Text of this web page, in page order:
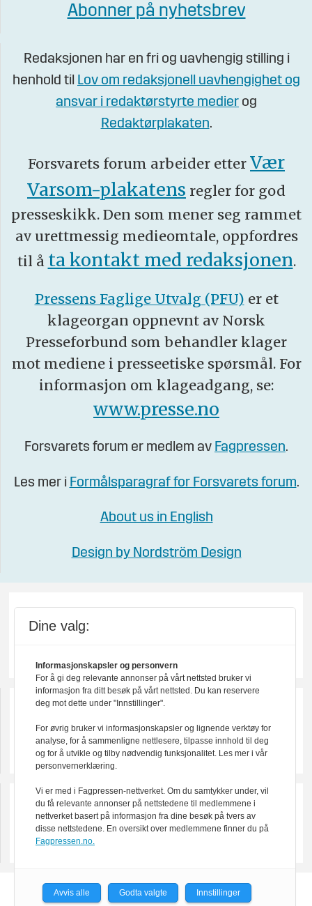
Abonner på nyhetsbrev
Redaksjonen har en fri og uavhengig stilling i
henhold til Lov om redaksjonell uavhengighet og
ansvar i redaktørstyrte medier og
Redaktørplakaten.
Forsvarets forum arbeider etter Vær
Varsom-plakatens regler for god
presseskikk. Den som mener seg rammet
av urettmessig medieomtale, oppfordres
til å ta kontakt med redaksjonen.
Pressens Faglige Utvalg (PFU) er et
klageorgan oppnevnt av Norsk
Presseforbund som behandler klager
mot mediene i presseetiske spørsmål. For
informasjon om klageadgang, se:
www.presse.no
Forsvarets forum er medlem av Fagpressen.
Les mer i Formålsparagraf for Forsvarets forum.
About us in English
Design by Nordström Design
Powered by Labrador CMS
Dine valg:
Informasjonskapsler og personvern
For å gi deg relevante annonser på vårt nettsted bruker vi
informasjon fra ditt besøk på vårt nettsted. Du kan reservere
deg mot dette under "Innstillinger".
For øvrig bruker vi informasjonskapsler og lignende verktøy for
analyse, for å sammenligne nettlesere, tilpasse innhold til deg
og for å utvikle og tilby nødvendig funksjonalitet. Les mer i vår
personvernerklæring.
Vi er med i Fagpressen-nettverket. Om du samtykker under, vil
du få relevante annonser på nettstedene til medlemmene i
nettverket basert på informasjon fra dine besøk på tvers av
disse nettstedene. En oversikt over medlemmene finner du på
Fagpressen.no.
Avvis alle Godta valgte Innstillinger